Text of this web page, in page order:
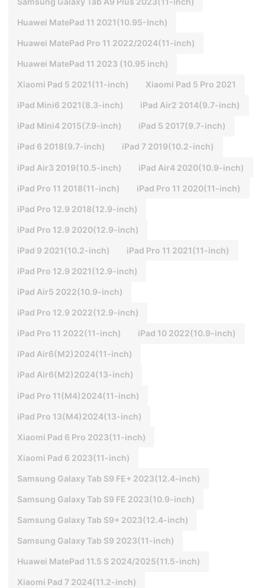
Huawei MatePad 11 2021(10.95-Inch)
Huawei MatePad Pro 11 2022/2024(11-inch)
Huawei MatePad 11 2023 (10.95 inch)
Xiaomi Pad 5 2021(11-inch) Xiaomi Pad 5 Pro 2021
iPad Mini6 2021(8.3-inch) iPad Air2 2014(9.7-inch)
iPad Mini4 2015(7.9-inch) iPad 5 2017(9.7-inch)
iPad 6 2018(9.7-inch) iPad 7 2019(10.2-inch)
iPad Air3 2019(10.5-inch) iPad Air4 2020(10.9-inch)
iPad Pro 11 2018(11-inch) iPad Pro 11 2020(11-inch)
iPad Pro 12.9 2018(12.9-inch)
iPad Pro 12.9 2020(12.9-inch)
iPad 9 2021(10.2-inch) iPad Pro 11 2021(11-inch)
iPad Pro 12.9 2021(12.9-inch)
iPad Air5 2022(10.9-inch)
iPad Pro 12.9 2022(12.9-inch)
iPad Pro 11 2022(11-inch) iPad 10 2022(10.9-inch)
iPad Air6(M2)2024(11-inch)
iPad Air6(M2)2024(13-inch)
iPad Pro 11(M4)2024(11-inch)
iPad Pro 13(M4)2024(13-inch)
Xiaomi Pad 6 Pro 2023(11-inch)
Xiaomi Pad 6 2023(11-inch)
Samsung Galaxy Tab S9 FE+ 2023(12.4-inch)
Samsung Galaxy Tab S9 FE 2023(10.9-inch)
Samsung Galaxy Tab S9+ 2023(12.4-inch)
Samsung Galaxy Tab S9 2023(11-inch)
Huawei MatePad 11.5 S 2024/2025(11.5-inch)
Xiaomi Pad 7 2024(11.2-inch)